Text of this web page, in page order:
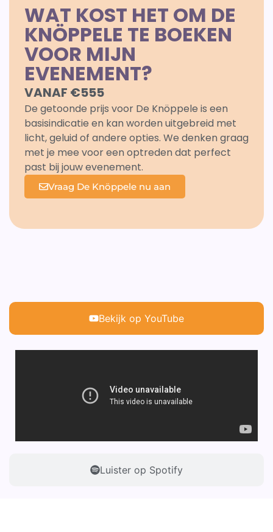
WAT KOST HET OM DE
KNÖPPELE TE BOEKEN
VOOR MIJN
EVENEMENT?
VANAF €555
De getoonde prijs voor De Knöppele is een
basisindicatie en kan worden uitgebreid met
licht, geluid of andere opties. We denken graag
met je mee voor een optreden dat perfect
past bij jouw evenement.
Vraag De Knöppele nu aan
Bekijk op YouTube
Luister op Spotify